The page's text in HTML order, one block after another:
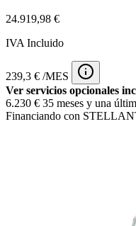
24.919,98 €
IVA Incluido
239,3 € /MES
Ver servicios opcionales
6.230 € 35 meses y una
Financiando con